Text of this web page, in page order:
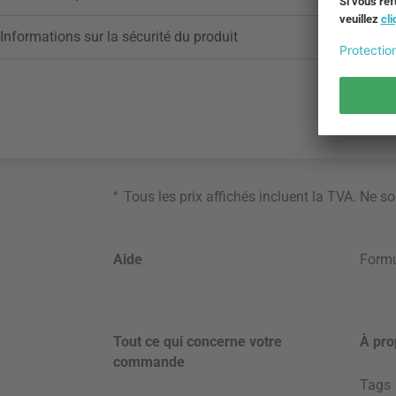
Informations sur la sécurité du produit
* Tous les prix affichés incluent la TVA. Ne
Aide
Tout ce qui concerne votre
commande
À
Tags